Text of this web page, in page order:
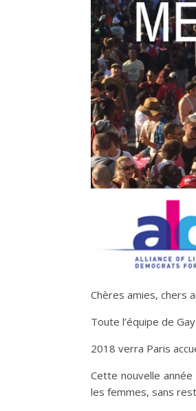
Chères amies, chers
Toute l’équipe de
2018 verra Paris
Cette nouvelle
les femmes, sans